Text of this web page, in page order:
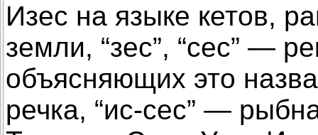
Изес на языке кетов,
земли, “зес”, “сес” —
объясняющих это
речка, “ис-сес” —